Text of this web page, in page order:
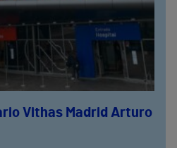
Vithas Madrid Arturo